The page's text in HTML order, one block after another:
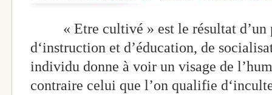
« Etre cultivé » est le résultat d’un
d‘instruction et d’éducation, de
individu donne à voir un visage de
contraire celui que l’on qualifie